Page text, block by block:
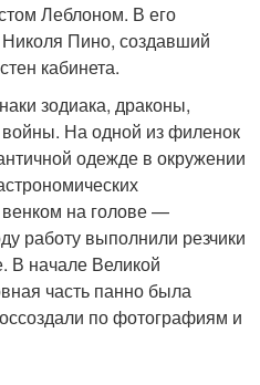
Леблоном. В его
Пино, создавший
кабинета.
зодиака, драконы,
На одной из филенок
одежде в окружении
на голове —
работу выполнили резчики
В начале Великой
часть панно была
по фотографиям и